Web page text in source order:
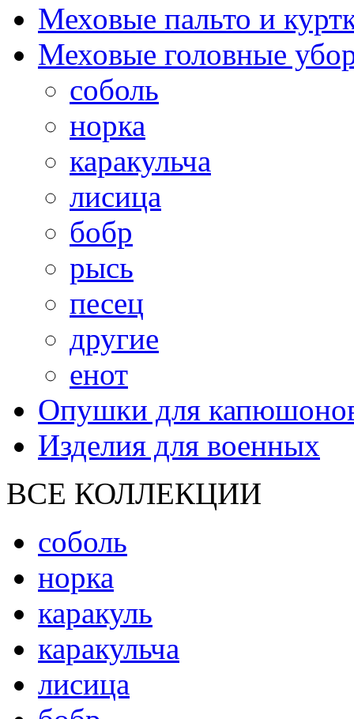
Меховые пальто и
Меховые головные
соболь
норка
каракульча
лисица
бобр
рысь
песец
другие
енот
Опушки для
Изделия для военных
ВСЕ КОЛЛЕКЦИИ
соболь
норка
каракуль
каракульча
лисица